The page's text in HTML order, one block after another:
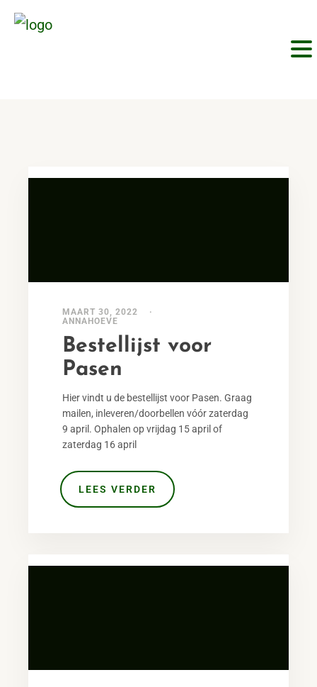
MAART 30, 2022
ANNAHOEVE
Bestellijst voor
Pasen
Hier vindt u de bestellijst voor Pasen. Graag
mailen, inleveren/doorbellen vóór zaterdag
9 april. Ophalen op vrijdag 15 april of
zaterdag 16 april
LEES VERDER